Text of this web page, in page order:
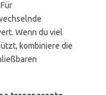
Wenn du viel
kombiniere die